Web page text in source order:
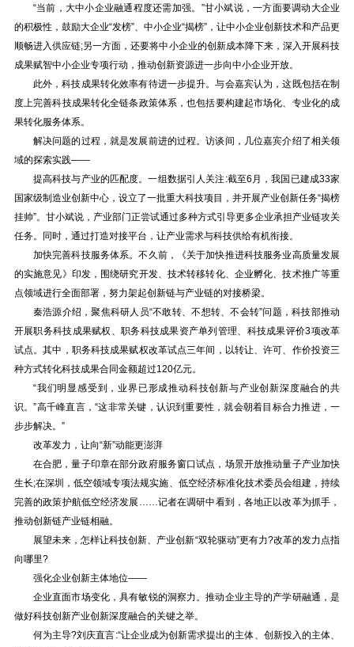
“当前，大中小企业融通程度还需加强。”甘小斌说，一方面要调动大企业
的积极性，鼓励大企业“发榜”、中小企业“揭榜”，让中小企业创新技术和产品更
顺畅进入供应链;另一方面，还要将中小企业的创新成本降下来，深入开展科技
成果赋智中小企业专项行动，推动创新资源进一步向中小企业开放。
此外，科技成果转化效率有待进一步提升。与会嘉宾认为，这既包括在制
度上完善科技成果转化全链条政策体系，也包括要构建起市场化、专业化的成
果转化服务体系。
解决问题的过程，就是发展前进的过程。访谈间，几位嘉宾介绍了相关领
域的探索实践——
提高科技与产业的匹配度。一组数据引人关注:截至6月，我国已建成33家
国家级制造业创新中心，设立了一批重大科技项目，并开展产业创新任务“揭榜
挂帅”。甘小斌说，产业部门正尝试通过多种方式引导更多企业承担产业链攻关
任务。同时，通过打造对接平台，让产业需求与科技供给有机衔接。
加快完善科技服务体系。不久前，《关于加快推进科技服务业高质量发展
的实施意见》印发，围绕研究开发、技术转移转化、企业孵化、技术推广等重
点领域进行全面部署，努力架起创新链与产业链的对接桥梁。
秦浩源介绍，聚焦科研人员“不敢转、不想转、不会转”问题，科技部推动
开展职务科技成果赋权、职务科技成果资产单列管理、科技成果评价3项改革
试点。其中，职务科技成果赋权改革试点三年间，以转让、许可、作价投资三
种方式转化科技成果合同金额超过120亿元。
“我们明显感受到，业界已形成推动科技创新与产业创新深度融合的共
识。”高千峰直言，“这非常关键，认识到重要性，就会朝着目标合力推进，一
步步解决。”
改革发力，让向“新”动能更澎湃
在合肥，量子印章在部分政府服务窗口试点，场景开放推动量子产业加快
生长;在深圳，低空领域专项法规实施、低空经济标准化技术委员会组建，持续
完善的政策护航低空经济发展……记者在调研中看到，各地正以改革为抓手，
推动创新链产业链相融。
展望未来，怎样让科技创新、产业创新“双轮驱动”更有力?改革的发力点指
向哪里?
强化企业创新主体地位——
企业直面市场变化，具有敏锐的洞察力。推动企业主导的产学研融通，是
做好科技创新产业创新深度融合的关键之举。
何为主导?刘庆直言:“让企业成为创新需求提出的主体、创新投入的主体、